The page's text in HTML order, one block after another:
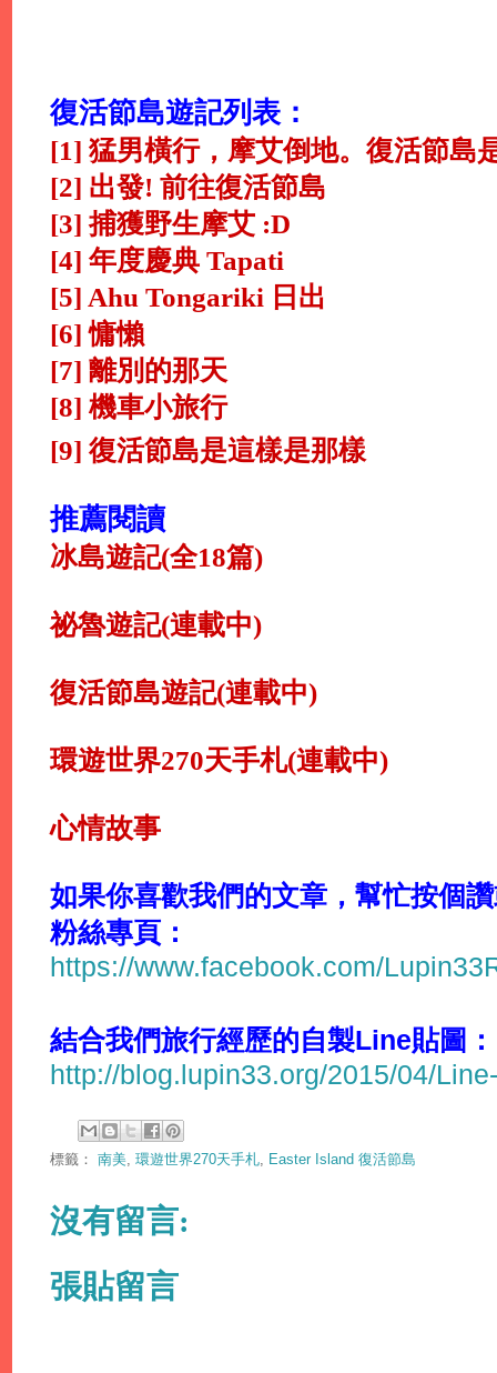
復活節島遊記列表：
[1] 猛男橫行，摩艾倒地。復活節島
[2] 出發! 前往復活節島
[3] 捕獲野生摩艾 :D
[4] 年度慶典 Tapati
[5] Ahu Tongariki 日出
[6] 慵懶
[7] 離別的那天
[8] 機車小旅行
[9] 復活節島是這樣是那樣
推薦閱讀
冰島遊記(全18篇)
祕魯遊記(連載中)
復活節島遊記(連載中)
環遊世界270天手札(連載中)
心情故事
如果你喜歡我們的文章，幫忙按個
粉絲專頁：
https://www.facebook.com/
結合我們旅行經歷的自製Line貼圖：
http://blog.lupin33.org/2015/04/
標籤： 南美 環遊世界270天手札 Easter Island 復活節島
沒有留言:
張貼留言